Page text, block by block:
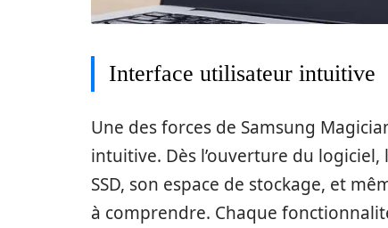
Interface utilisateur intuitive
Une des forces de Samsung
intuitive. Dès l’ouverture du
SSD, son espace de stockage, et
à comprendre. Chaque